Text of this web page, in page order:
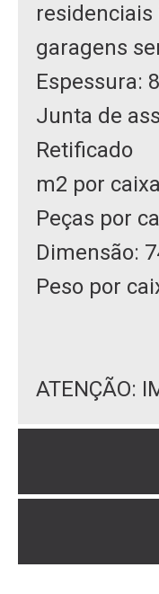
garagens
Espessura:
Junta de
Retificado
m2 por
Peças por
Dimensão:
Peso por
ATENÇÃO: